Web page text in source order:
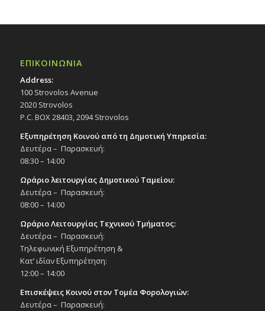
ΕΠΙΚΟΙΝΩΝΙΑ
Address:
100 Strovolos Avenue
2020 Strovolos
P.C. BOX 28403, 2094 Strovolos
Εξυπηρέτηση Κοινού από τη Δημοτική Υπηρεσία:
Δευτέρα – Παρασκευή:
08:30 – 14:00
Ωράριο λειτουργίας Δημοτικού Ταμείου:
Δευτέρα – Παρασκευή:
08:00 – 14:00
Ωράριο Λειτουργίας Τεχνικού Τμήματος:
Δευτέρα – Παρασκευή:
Τηλεφωνική Εξυπηρέτηση &
Κατ’ ιδίαν Εξυπηρέτηση:
12:00 – 14:00
Επισκέψεις Κοινού στον Τομέα Φορολογιών:
Δευτέρα – Παρασκευή: